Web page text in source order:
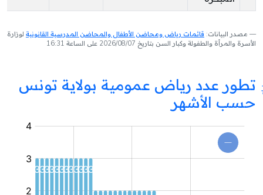
مصدر البيانات: قائمات رياض ومحاضن الأطفال والمحاضن المدرسية القانونية لوزارة
الأسرة والمرأة والطفولة وكبار السن بتاريخ 2026/08/07 على الساعة 16:31
تطور عدد رياض عمومية بولاية تونس
حسب الأشهر
روضة